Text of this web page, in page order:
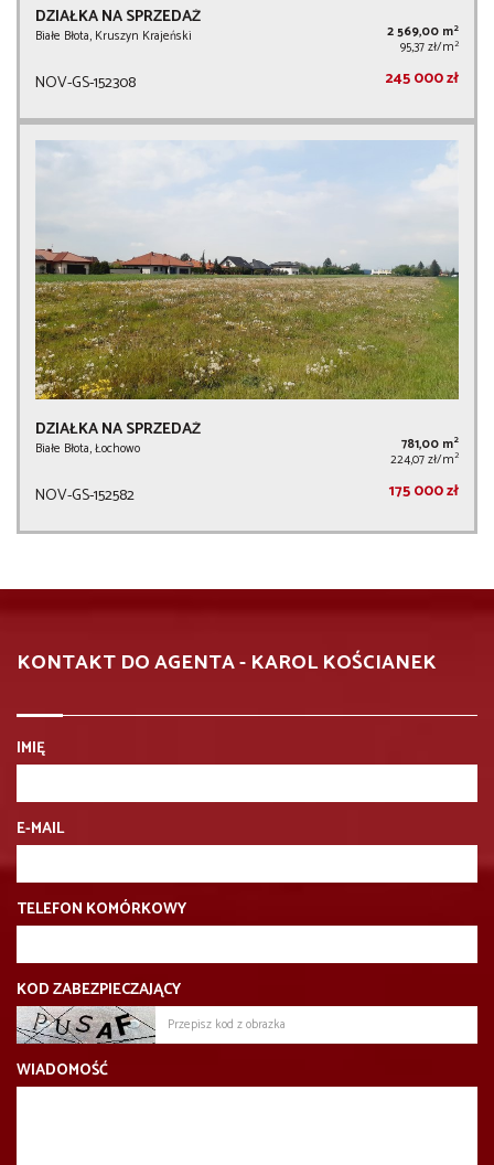
DZIAŁKA NA SPRZEDAŻ
Białe Błota, Kruszyn Krajeński 2 569,00 m2
95,37 zł/m2
NOV-GS-152308 245 000 zł
DZIAŁKA NA SPRZEDAŻ
Białe Błota, Łochowo 781,00 m2
224,07 zł/m2
NOV-GS-152582 175 000 zł
KONTAKT DO AGENTA - KAROL KOŚCIANEK
IMIĘ
E-MAIL
TELEFON KOMÓRKOWY
KOD ZABEZPIECZAJĄCY
WIADOMOŚĆ